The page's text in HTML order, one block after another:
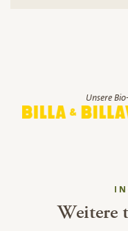
Unsere
Weitere